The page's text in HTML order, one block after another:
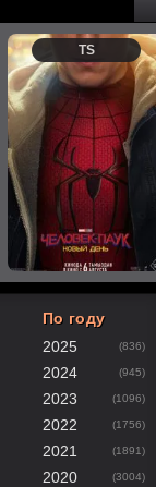
TS
По году
2025
(836)
2024 (945)
2023 (1096)
2022 (1756)
2021 (1891)
2020 (3004)